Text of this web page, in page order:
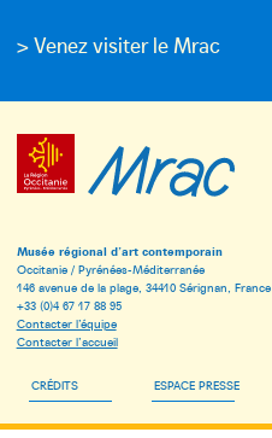
> Venez visiter le Mrac
Musée régional d’art contemporain
Occitanie / Pyrénées-Méditerranée
146 avenue de la plage, 34410 Sérignan, France
+33 (0)4 67 17 88 95
Contacter l’équipe
Contacter l’accueil
CRÉDITS ESPACE PRESSE
ESPACE PÉDAGOGIQUE